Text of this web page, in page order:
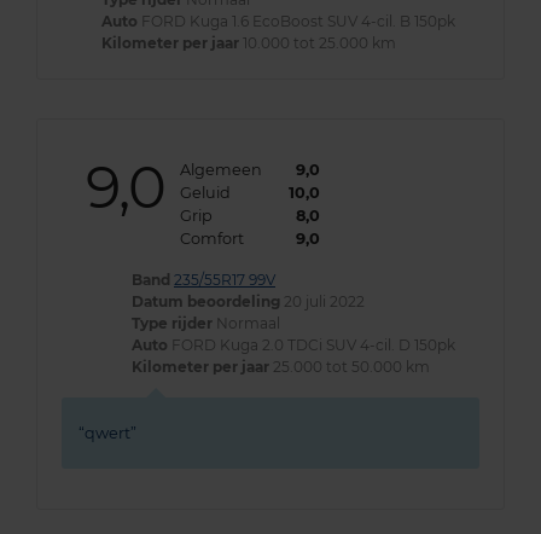
Auto FORD Kuga 1.6 EcoBoost SUV 4-cil. B 150pk
Kilometer per jaar 10.000 tot 25.000 km
9,0 Algemeen
9,0
Geluid
10,0
Grip
8,0
Comfort
9,0
Band 235/55R17 99V
Datum beoordeling 20 juli 2022
Type rijder Normaal
Auto FORD Kuga 2.0 TDCi SUV 4-cil. D 150pk
Kilometer per jaar 25.000 tot 50.000 km
qwert